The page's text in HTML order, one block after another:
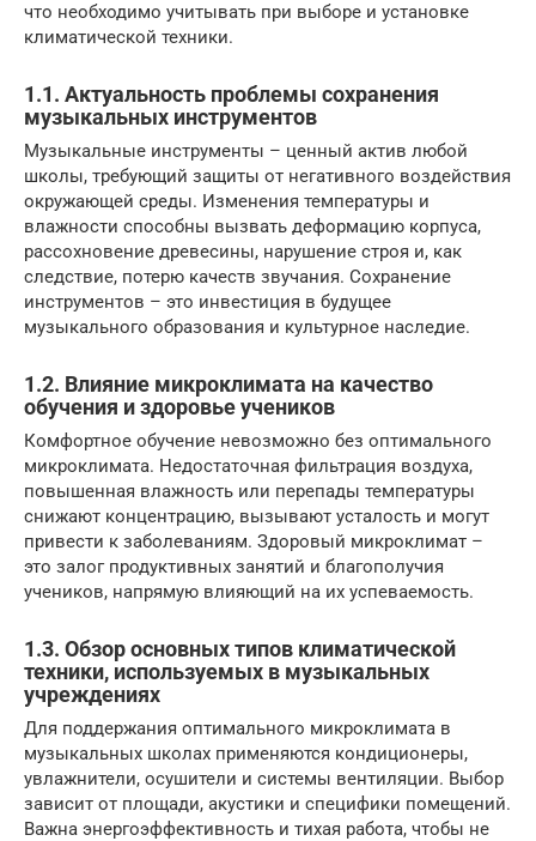
что необходимо учитывать при выборе и установке
климатической техники.
1.1. Актуальность проблемы сохранения
музыкальных инструментов
Музыкальные инструменты – ценный актив любой
школы, требующий защиты от негативного воздействия
окружающей среды. Изменения температуры и
влажности способны вызвать деформацию корпуса,
рассохновение древесины, нарушение строя и, как
следствие, потерю качеств звучания. Сохранение
инструментов – это инвестиция в будущее
музыкального образования и культурное наследие.
1.2. Влияние микроклимата на качество
обучения и здоровье учеников
Комфортное обучение невозможно без оптимального
микроклимата. Недостаточная фильтрация воздуха,
повышенная влажность или перепады температуры
снижают концентрацию, вызывают усталость и могут
привести к заболеваниям. Здоровый микроклимат –
это залог продуктивных занятий и благополучия
учеников, напрямую влияющий на их успеваемость.
1.3. Обзор основных типов климатической
техники, используемых в музыкальных
учреждениях
Для поддержания оптимального микроклимата в
музыкальных школах применяются кондиционеры,
увлажнители, осушители и системы вентиляции. Выбор
зависит от площади, акустики и специфики помещений.
Важна энергоэффективность и тихая работа, чтобы не